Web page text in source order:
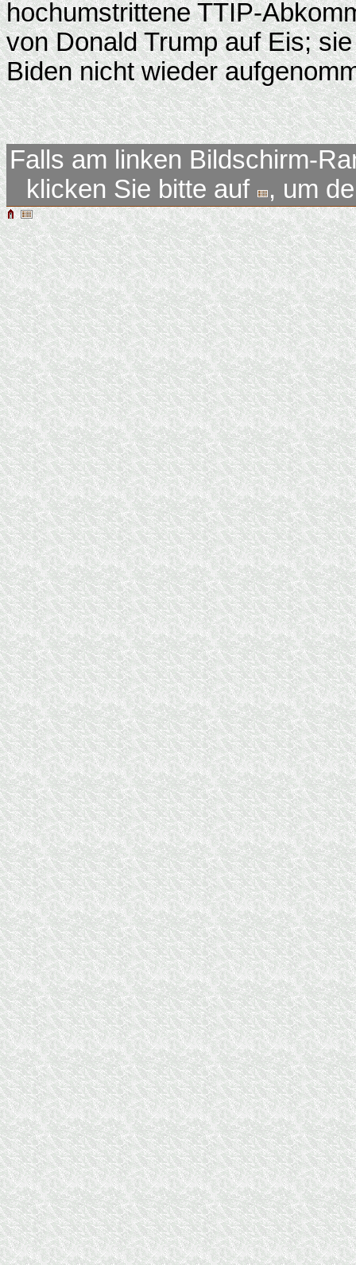
hochumstrittene TTIP-
von Donald Trump auf Eis;
Biden nicht wieder
Falls am linken Bildschirm-
klicken Sie bitte auf
, um